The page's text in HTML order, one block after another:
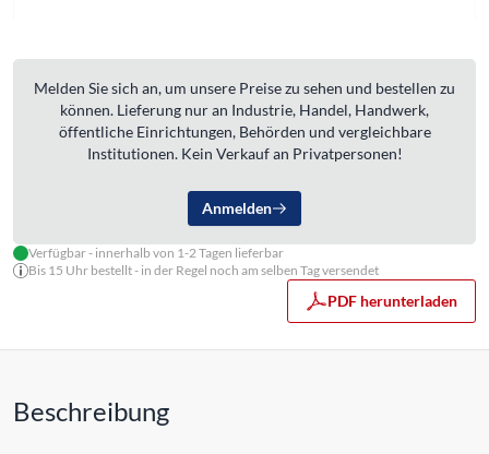
Melden Sie sich an, um unsere Preise zu sehen und bestellen zu
können. Lieferung nur an Industrie, Handel, Handwerk,
öffentliche Einrichtungen, Behörden und vergleichbare
Institutionen. Kein Verkauf an Privatpersonen!
Anmelden
Verfügbar - innerhalb von 1-2 Tagen lieferbar
Bis 15 Uhr bestellt - in der Regel noch am selben Tag versendet
PDF herunterladen
Beschreibung